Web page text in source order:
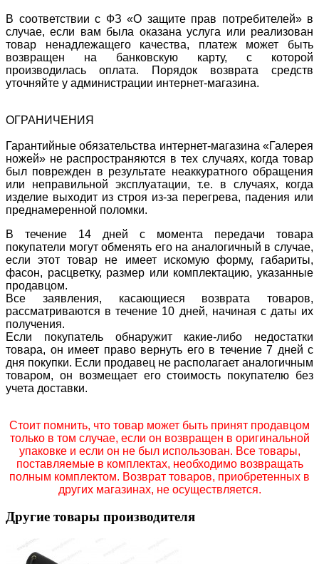
В соответствии с ФЗ «О защите прав потребителей» в
случае, если вам была оказана услуга или реализован
товар ненадлежащего качества, платеж может быть
возвращен на банковскую карту, с которой
производилась оплата. Порядок возврата средств
уточняйте у администрации интернет-магазина.
ОГРАНИЧЕНИЯ
Гарантийные обязательства интернет-магазина «Галерея
ножей» не распространяются в тех случаях, когда товар
был поврежден в результате неаккуратного обращения
или неправильной эксплуатации, т.е. в случаях, когда
изделие выходит из строя из-за перегрева, падения или
преднамеренной поломки.
В течение 14 дней с момента передачи товара
покупатели могут обменять его на аналогичный в случае,
если этот товар не имеет искомую форму, габариты,
фасон, расцветку, размер или комплектацию, указанные
продавцом.
Все заявления, касающиеся возврата товаров,
рассматриваются в течение 10 дней, начиная с даты их
получения.
Если покупатель обнаружит какие-либо недостатки
товара, он имеет право вернуть его в течение 7 дней с
дня покупки. Если продавец не располагает аналогичным
товаром, он возмещает его стоимость покупателю без
учета доставки.
Стоит помнить, что товар может быть принят продавцом
только в том случае, если он возвращен в оригинальной
упаковке и если он не был использован. Все товары,
поставляемые в комплектах, необходимо возвращать
полным комплектом. Возврат товаров, приобретенных в
других магазинах, не осуществляется.
Другие товары производителя